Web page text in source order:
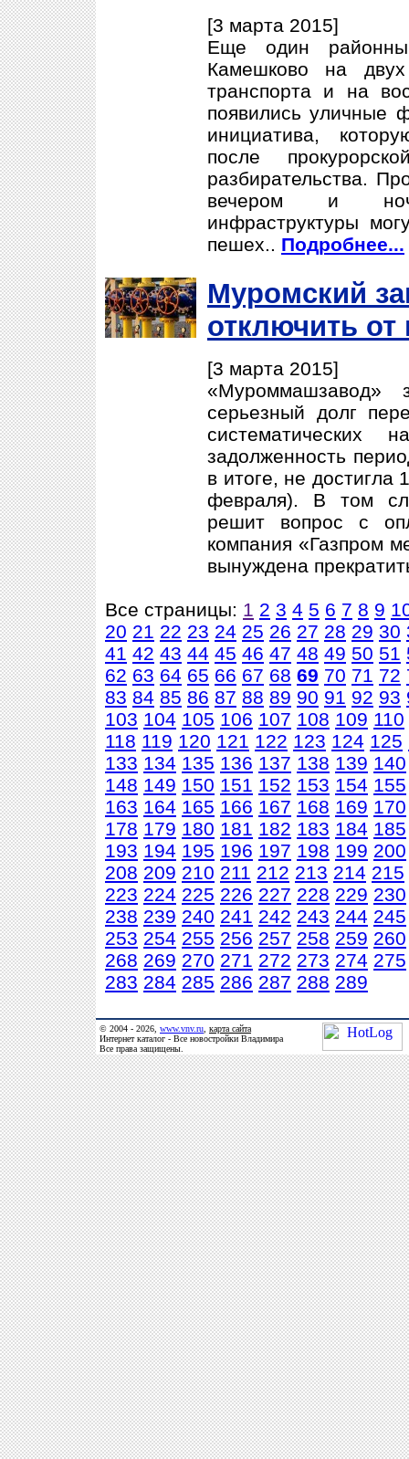
[3 марта 2015]
Еще один
Камешково на двух
транспорта и на
появились уличные
инициатива,
после
разбирательства.
вечером и
инфраструктуры
пешех.. Подробнее...
Муромский
отключить от
[3 марта 2015]
«Муроммашзавод»
серьезный долг
систематических
задолженность
в итоге, не
февраля). В том
решит вопрос с
компания «Газпром
вынуждена
Все страницы: 1 2 3 4 5 6 7 8 9
20 21 22 23 24 25 26 27 28 29 30
41 42 43 44 45 46 47 48 49 50 51
62 63 64 65 66 67 68 69 70 71 72
83 84 85 86 87 88 89 90 91 92 93
103 104 105 106 107 108 109 110
118 119 120 121 122 123 124 125
133 134 135 136 137 138 139 140
148 149 150 151 152 153 154 155
163 164 165 166 167 168 169 170
178 179 180 181 182 183 184 185
193 194 195 196 197 198 199 200
208 209 210 211 212 213 214 215
223 224 225 226 227 228 229 230
238 239 240 241 242 243 244 245
253 254 255 256 257 258 259 260
268 269 270 271 272 273 274 275
283 284 285 286 287 288 289
© 2004 - 2026, www.vnv.ru карта сайта
Интернет каталог - Все новостройки Владимира
Все права защищены.